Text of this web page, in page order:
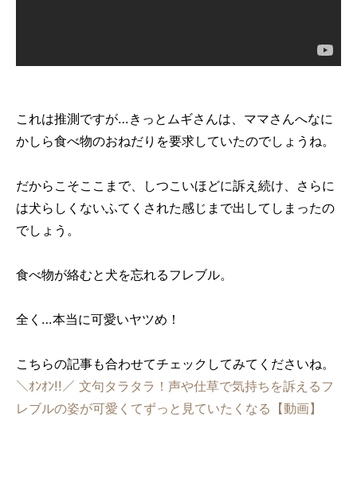
これは推測ですが…きっとムギさんは、ママさんへなに
かしら食べ物のおねだりを要求していたのでしょうね。
だからこそここまで、しつこいほどに訴え続け、さらに
は犬らしくないふてくされた感じまで出してしまったの
でしょう。
食べ物が絡むと犬を忘れるフレブル。
全く…本当に可愛いヤツめ！
こちらの記事も合わせてチェックしてみてくださいね。
＼ｵﾝｵﾝ!!／ 文句タラタラ！声や仕草で気持ちを訴えるフ
レブルの姿が可愛くてずっと見ていたくなる【動画】